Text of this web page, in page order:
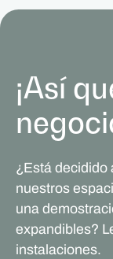
¡Así
¿Está decidido
nuestros
una
expandibles?
instalaciones.